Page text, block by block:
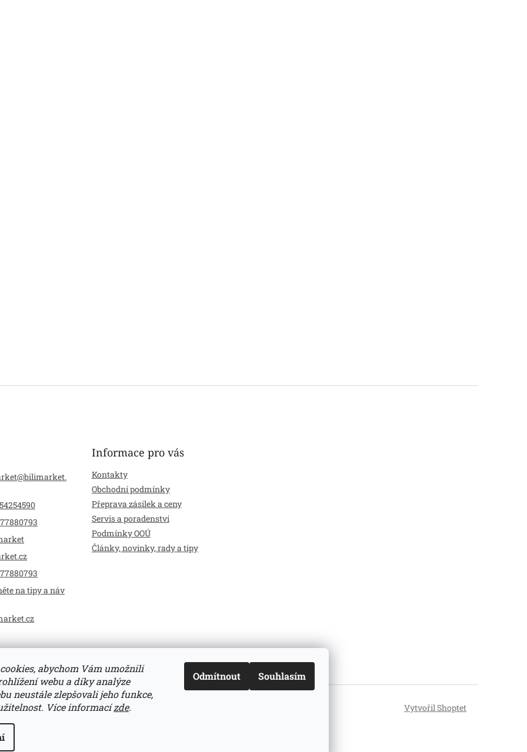
abychom Vám umožnili
webu a díky analýze
neustále zlepšovali jeho funkce,
Více informacízde.
Odmítnout Souhlasím
@bilimarket.
na tipy a náv
Informace pro vás
Kontakty
Obchodní podmínky
Přeprava zásilek a ceny
Servis a poradenství
Podmínky OOÚ
Články, novinky, rady a tipy
Vytvořil Shoptet
Upravit nastavení cookies